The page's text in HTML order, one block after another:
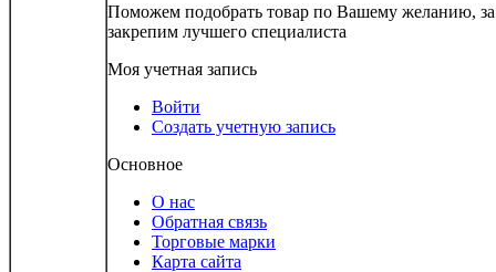
Поможем подобрать товар по Вашему желанию,
закрепим лучшего специалиста
Моя учетная запись
Войти
Создать учетную запись
Основное
О нас
Обратная связь
Торговые марки
Карта сайта